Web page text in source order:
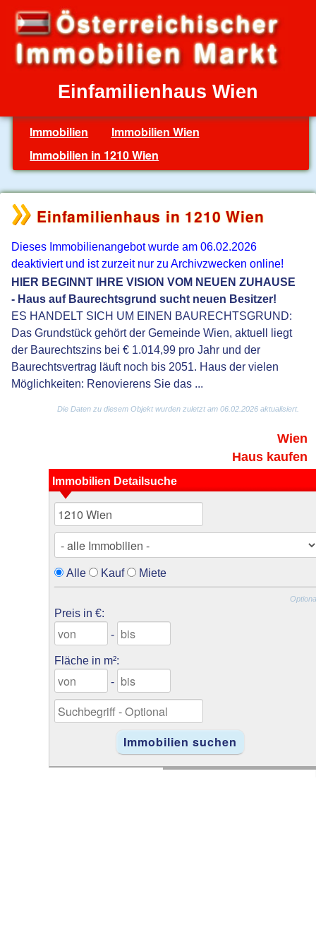
Einfamilienhaus Wien
Immobilien
Immobilien Wien
Immobilien in 1210 Wien
Einfamilienhaus in 1210 Wien
Dieses Immobilienangebot wurde am 06.02.2026
deaktiviert und ist zurzeit nur zu Archivzwecken online!
HIER BEGINNT IHRE VISION VOM NEUEN ZUHAUSE
- Haus auf Baurechtsgrund sucht neuen Besitzer!
ES HANDELT SICH UM EINEN BAURECHTSGRUND:
Das Grundstück gehört der Gemeinde Wien, aktuell liegt
der Baurechtszins bei € 1.014,99 pro Jahr und der
Baurechtsvertrag läuft noch bis 2051. Haus der vielen
Möglichkeiten: Renovierens Sie das ...
Die Daten zu diesem Objekt wurden zuletzt am 06.02.2026 aktualisiert.
Wien
Haus kaufen
Immobilien Detailsuche
Alle Kauf Miete
Preis in €:
-
Fläche in m²:
-